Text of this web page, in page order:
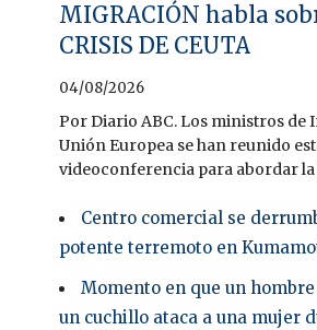
MIGRACIÓN habla
CRISIS DE CEUTA
04/08/2026
Por Diario ABC. Los ministros de
Unión Europea se han reunido
videoconferencia para abordar la
Centro comercial se
potente terremoto en
Momento en que un
un cuchillo ataca a una mujer